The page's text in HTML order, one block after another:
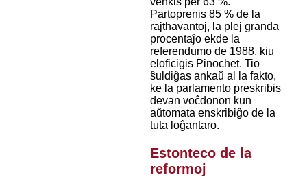
Partoprenis 85 % de la
rajthavantoj, la plej granda
procentaĵo ekde la
referendumo de 1988, kiu
eloficigis Pinochet. Tio
ŝuldiĝas ankaŭ al la fakto,
ke la parlamento preskribis
devan voĉdonon kun
aŭtomata enskribiĝo de la
tuta loĝantaro.
Estonteco de la
reformoj